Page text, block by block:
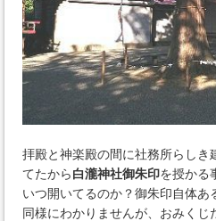
拝殿と神楽殿の間に社務所らしき
てたから白瀧神社御朱印を授かる
いつ開いてるのか？御朱印自体あ
同様にわかりませんが、おみくじ